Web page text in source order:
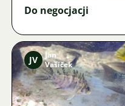
Do negocjacji
JV
Jan
Vašíček